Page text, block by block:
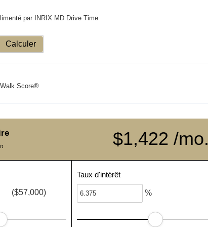
par INRIX MD Drive Time
Calculer
Walk Score®
$1,422 /mo.
($57,000)
Taux d'intérêt
%